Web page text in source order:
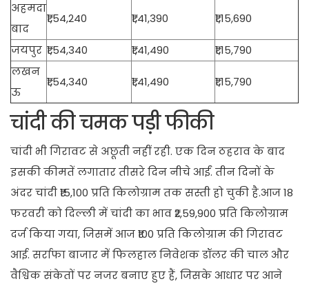
अहमदा
बाद
₹1,54,240 ₹1,41,390 ₹1,15,690
जयपुर ₹1,54,340 ₹1,41,490
₹1,15,790
लखन
ऊ
₹1,54,340 ₹1,41,490 ₹1,15,790
चांदी की चमक पड़ी फीकी
चांदी भी गिरावट से अछूती नहीं रही. एक दिन ठहराव के बाद
इसकी कीमतें लगातार तीसरे दिन नीचे आईं. तीन दिनों के
अंदर चांदी ₹15,100 प्रति किलोग्राम तक सस्ती हो चुकी है.आज 18
फरवरी को दिल्ली में चांदी का भाव ₹2,59,900 प्रति किलोग्राम
दर्ज किया गया, जिसमें आज ₹100 प्रति किलोग्राम की गिरावट
आई. सर्राफा बाजार में फिलहाल निवेशक डॉलर की चाल और
वैश्विक संकेतों पर नजर बनाए हुए हैं, जिसके आधार पर आने